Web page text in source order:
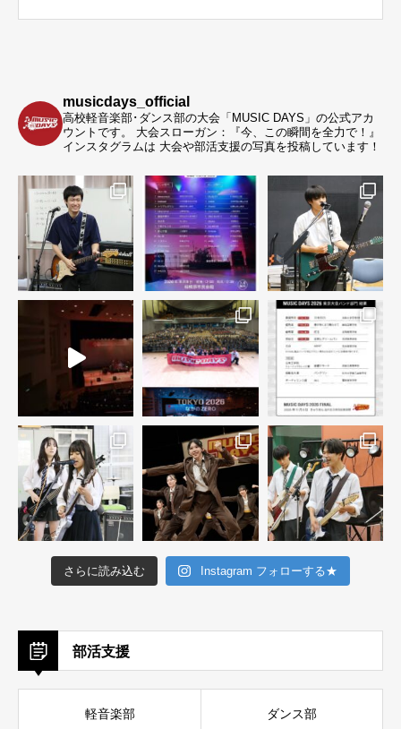
musicdays_official
高校軽音楽部･ダンス部の大会「MUSIC DAYS」の公式アカ
ウントです。
大会スローガン：『今、この瞬間を全力で！』
インスタグラムは 大会や部活支援の写真を投稿しています！
さらに読み込む Instagram フォローする★
部活支援
軽音楽部 ダンス部